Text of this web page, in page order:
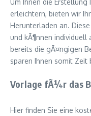
erleichtern, bieten wir
Herunterladen an.
und kÃ¶nnen
bereits die gÃ¤ngigen
sparen Ihnen somit Zeit
Vorlage fÃ¼r das
Hier finden Sie eine